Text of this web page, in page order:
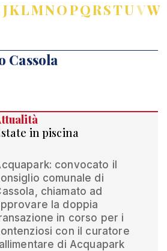
JKLMNOPQRSTUVW
Cassola
in piscina
convocato il
comunale di
chiamato ad
la doppia
in corso per i
con il curatore
di Acquapark